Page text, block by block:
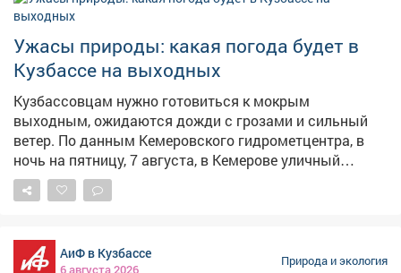
Ужасы природы: какая погода будет в
Кузбассе на выходных
Кузбассовцам нужно готовиться к мокрым
выходным, ожидаются дожди с грозами и сильный
ветер. По данным Кемеровского гидрометцентра, в
ночь на пятницу, 7 августа, в Кемерове уличный
градусник покажет+15,+17°C, пройдут
кратковременные дожди. Днём потеплеет до+24,+26°C,
целом по региону ночью+13,+18°C, днём+22,+27°C. При
этом надвигается настоящая буря. – Ночью 7.08 2026
АиФ в Кузбассе
6 августа 2026
Природа и экология